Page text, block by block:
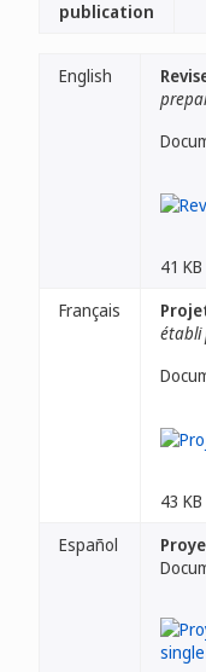
publication
English
41 KB
Français
établi
43 KB
Español